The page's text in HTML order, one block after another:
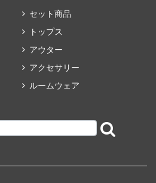
セット商品
トップス
アウター
アクセサリー
ルームウェア